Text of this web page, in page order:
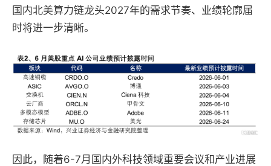
国内北美算力链龙头2027年的需求节奏、业绩轮廓届
时将进一步清晰。
因此，随着6-7月国内外科技领域重要会议和产业进展